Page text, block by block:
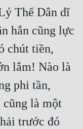
Thế Dân dĩ
hắn cũng lực
chút tiền,
lắm! Nào là
phi tần,
cũng là một
trước đó